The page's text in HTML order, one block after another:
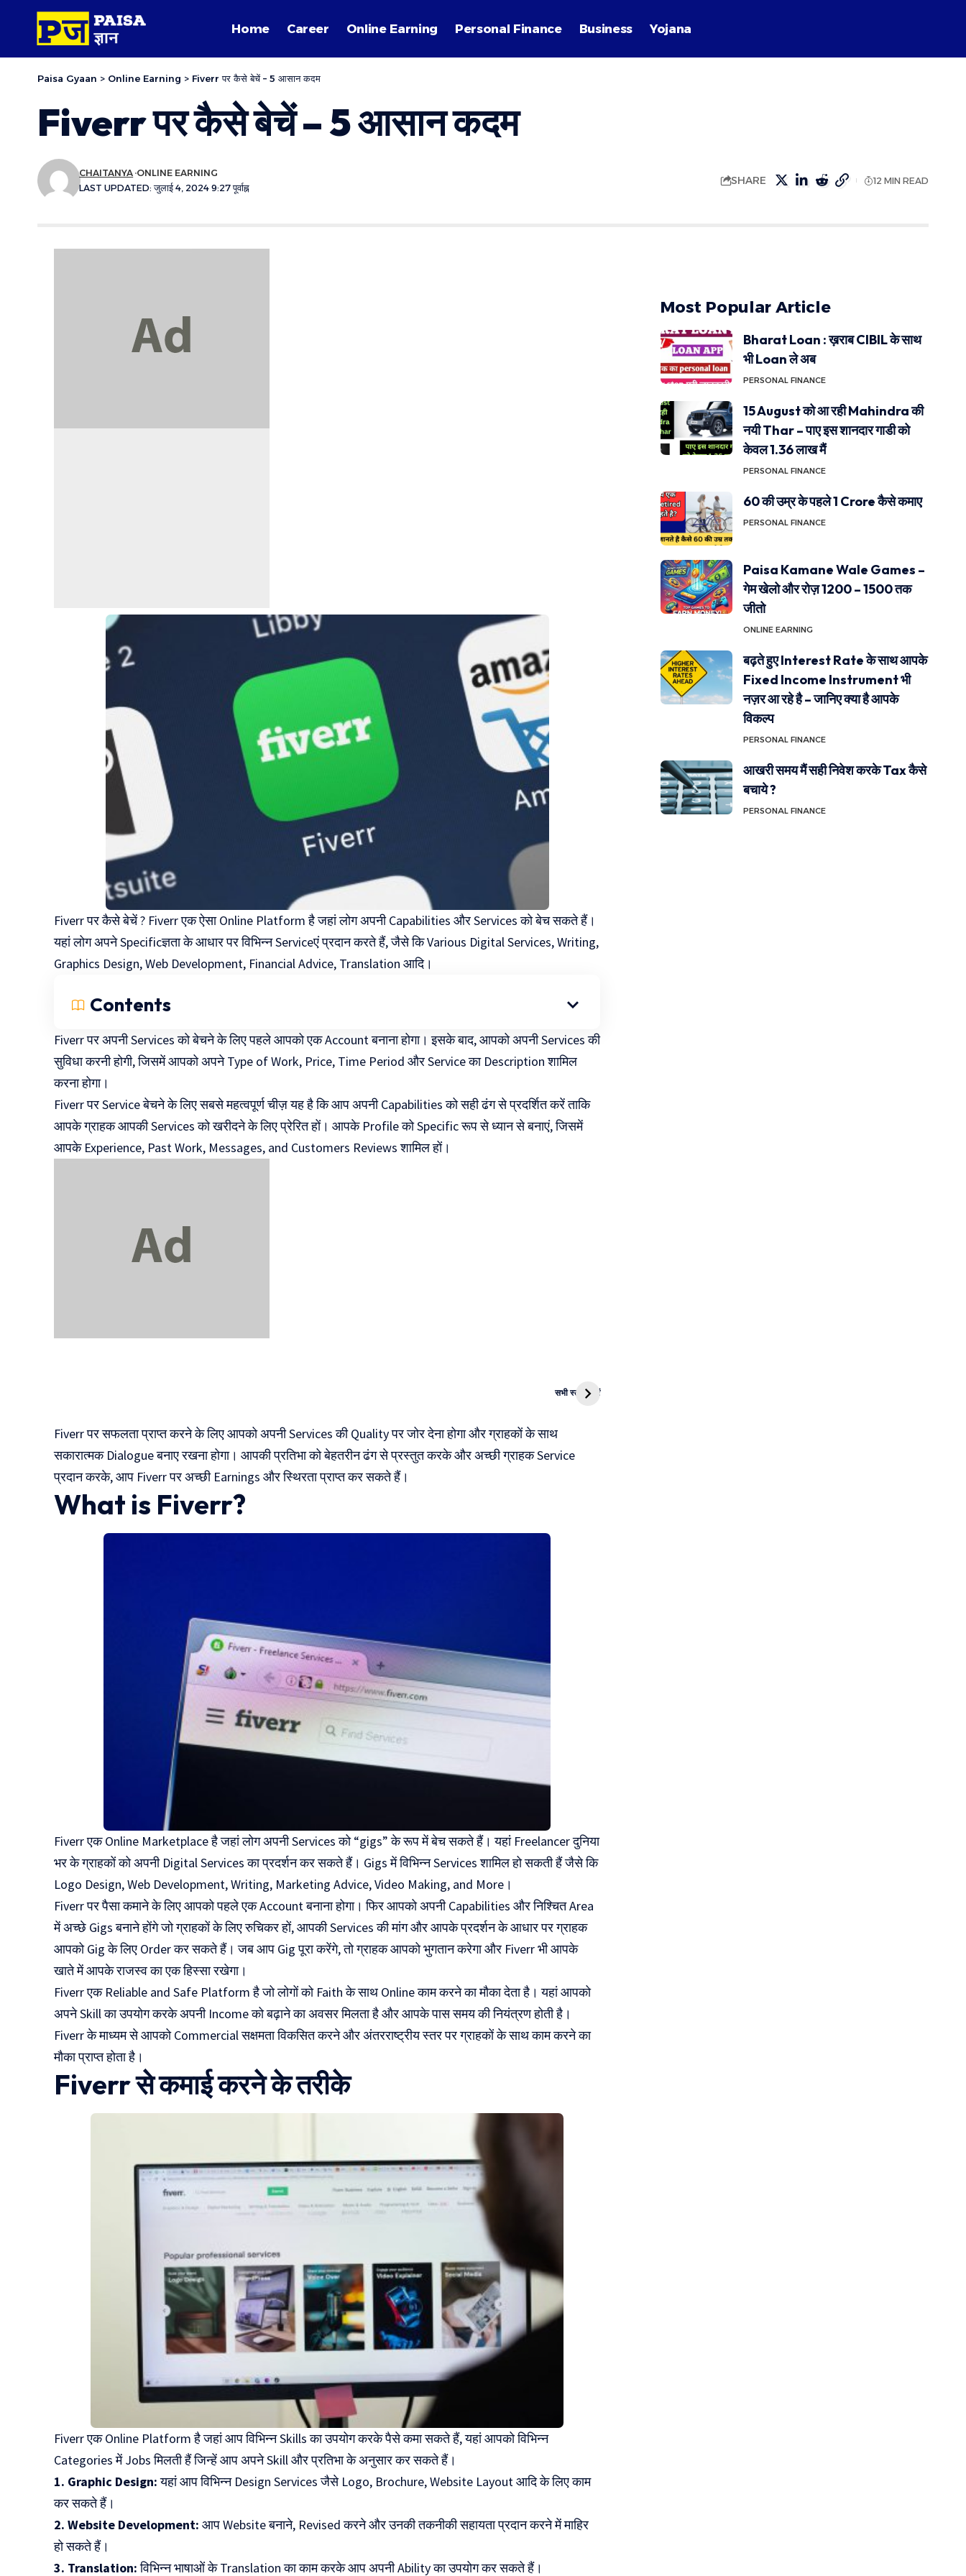
Home Career Online Earning Personal Finance Business Yojana
Paisa Gyaan > Online Earning > Fiverr पर कैसे बेचें – 5 आसान कदम
Fiverr पर कैसे बेचें – 5 आसान कदम
LAST UPDATED: जुलाई 4, 2024 9:27 पूर्वाह्न
CHAITANYA ONLINE EARNING
SHARE 12 MIN READ
Fiverr पर कैसे बेचें ? Fiverr एक ऐसा Online Platform है जहां लोग अपनी Capabilities और Services को बेच सकते हैं।
यहां लोग अपने Specificज्ञता के आधार पर विभिन्न Serviceएं प्रदान करते हैं, जैसे कि Various Digital Services, Writing,
Graphics Design, Web Development, Financial Advice, Translation आदि।
Contents
Fiverr पर अपनी Services को बेचने के लिए पहले आपको एक Account बनाना होगा। इसके बाद, आपको अपनी Services की
सुविधा करनी होगी, जिसमें आपको अपने Type of Work, Price, Time Period और Service का Description शामिल
करना होगा।
Fiverr पर Service बेचने के लिए सबसे महत्वपूर्ण चीज़ यह है कि आप अपनी Capabilities को सही ढंग से प्रदर्शित करें ताकि
आपके ग्राहक आपकी Services को खरीदने के लिए प्रेरित हों। आपके Profile को Specific रूप से ध्यान से बनाएं, जिसमें
आपके Experience, Past Work, Messages, and Customers Reviews शामिल हों।
सभी स्टोरी देखें
में Career?
Fiverr पर सफलता प्राप्त करने के लिए आपको अपनी Services की Quality पर जोर देना होगा और ग्राहकों के साथ
सकारात्मक Dialogue बनाए रखना होगा। आपकी प्रतिभा को बेहतरीन ढंग से प्रस्तुत करके और अच्छी ग्राहक Service
प्रदान करके, आप Fiverr पर अच्छी Earnings और स्थिरता प्राप्त कर सकते हैं।
What is Fiverr?
Fiverr एक Online Marketplace है जहां लोग अपनी Services को “gigs” के रूप में बेच सकते हैं। यहां Freelancer दुनिया
भर के ग्राहकों को अपनी Digital Services का प्रदर्शन कर सकते हैं। Gigs में विभिन्न Services शामिल हो सकती हैं जैसे कि
Logo Design, Web Development, Writing, Marketing Advice, Video Making, and More।
Fiverr पर पैसा कमाने के लिए आपको पहले एक Account बनाना होगा। फिर आपको अपनी Capabilities और निश्चित Area
में अच्छे Gigs बनाने होंगे जो ग्राहकों के लिए रुचिकर हों, आपकी Services की मांग और आपके प्रदर्शन के आधार पर ग्राहक
आपको Gig के लिए Order कर सकते हैं। जब आप Gig पूरा करेंगे, तो ग्राहक आपको भुगतान करेगा और Fiverr भी आपके
खाते में आपके राजस्व का एक हिस्सा रखेगा।
Fiverr एक Reliable and Safe Platform है जो लोगों को Faith के साथ Online काम करने का मौका देता है। यहां आपको
अपने Skill का उपयोग करके अपनी Income को बढ़ाने का अवसर मिलता है और आपके पास समय की नियंत्रण होती है।
Fiverr के माध्यम से आपको Commercial सक्षमता विकसित करने और अंतरराष्ट्रीय स्तर पर ग्राहकों के साथ काम करने का
मौका प्राप्त होता है।
Fiverr से कमाई करने के तरीके
Fiverr एक Online Platform है जहां आप विभिन्न Skills का उपयोग करके पैसे कमा सकते हैं, यहां आपको विभिन्न
Categories में Jobs मिलती हैं जिन्हें आप अपने Skill और प्रतिभा के अनुसार कर सकते हैं।
1. Graphic Design:यहां आप विभिन्न Design Services जैसे Logo, Brochure, Website Layout आदि के लिए काम
कर सकते हैं।
2. Website Development:आप Website बनाने, Revised करने और उनकी तकनीकी सहायता प्रदान करने में माहिर
हो सकते हैं।
3. Translation:विभिन्न भाषाओं के Translation का काम करके आप अपनी Ability का उपयोग कर सकते हैं।
Most Popular Article
Bharat Loan : ख़राब CIBIL के साथ
भी Loan ले अब
PERSONAL FINANCE
15 August को आ रही Mahindra की
नयी Thar – पाए इस शानदार गाडी को
केवल 1.36 लाख मैं
PERSONAL FINANCE
60 की उम्र के पहले 1 Crore कैसे कमाए
PERSONAL FINANCE
Paisa Kamane Wale Games –
गेम खेलो और रोज़ 1200 – 1500 तक
जीतो
ONLINE EARNING
बढ़ते हुए Interest Rate के साथ आपके
Fixed Income Instrument भी
नज़र आ रहे है – जानिए क्या है आपके
विकल्प
PERSONAL FINANCE
आखरी समय मैं सही निवेश करके Tax कैसे
बचाये ?
PERSONAL FINANCE